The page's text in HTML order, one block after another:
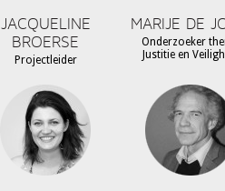
JACQUELINE
BROERSE
Projectleider
MARIJE DE
Onderzoeker
Justitie en